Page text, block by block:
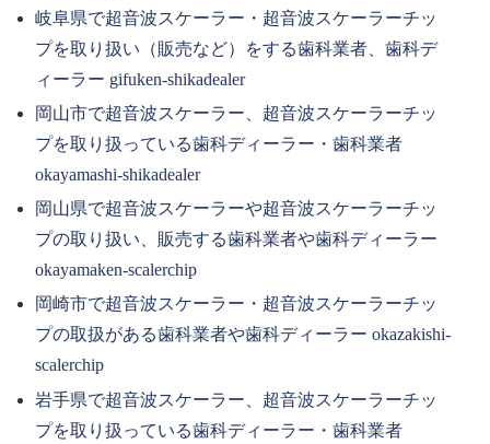
岐阜県で超音波スケーラー・超音波スケーラーチッ
プを取り扱い（販売など）をする歯科業者、歯科デ
ィーラー gifuken-shikadealer
岡山市で超音波スケーラー、超音波スケーラーチッ
プを取り扱っている歯科ディーラー・歯科業者
okayamashi-shikadealer
岡山県で超音波スケーラーや超音波スケーラーチッ
プの取り扱い、販売する歯科業者や歯科ディーラー
okayamaken-scalerchip
岡崎市で超音波スケーラー・超音波スケーラーチッ
プの取扱がある歯科業者や歯科ディーラー okazakishi-
scalerchip
岩手県で超音波スケーラー、超音波スケーラーチッ
プを取り扱っている歯科ディーラー・歯科業者